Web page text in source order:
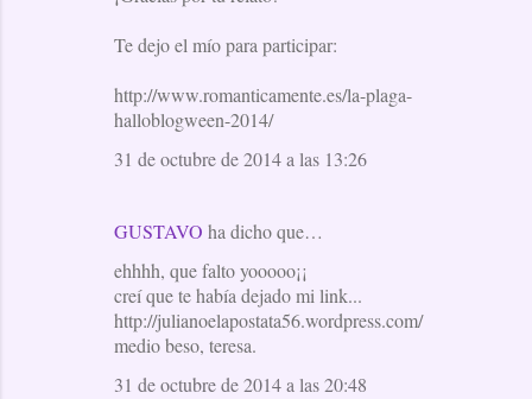
Te dejo el mío para participar:
http://www.romanticamente.es/la-plaga-
halloblogween-2014/
31 de octubre de 2014 a las 13:26
GUSTAVO ha dicho que…
ehhhh, que falto yooooo¡¡
creí que te había dejado mi link...
http://julianoelapostata56.wordpress.com/
medio beso, teresa.
31 de octubre de 2014 a las 20:48